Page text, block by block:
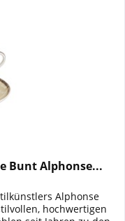
Bunt Alphonse...
Alphonse
hochwertigen